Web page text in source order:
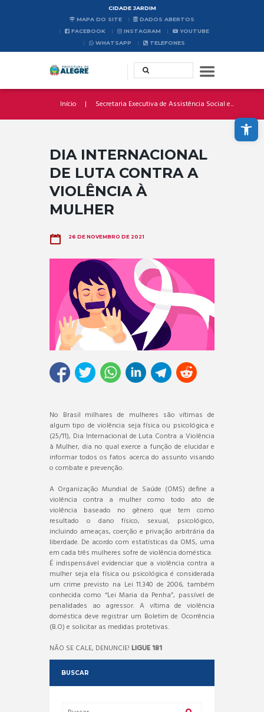
Abrir a barra de ferramentas
CIDADE JARDIM
MAPA DO SITE
DADOS ABERTOS
FACEBOOK
INSTAGRAM
YOUTUBE
WHATSAPP
TELEFONES
Início Secretaria Executiva de Assistência Social e...
DIA INTERNACIONAL
DE LUTA CONTRA A
VIOLÊNCIA À
MULHER
26 DE NOVEMBRO DE 2021
No Brasil milhares de mulheres são vítimas de
algum tipo de violência seja física ou psicológica e
(25/11), Dia Internacional de Luta Contra a Violência
à Mulher, dia no qual exerce a função de elucidar e
informar todos os fatos acerca do assunto visando
o combate e prevenção.
A Organização Mundial de Saúde (OMS) define a
violência contra a mulher como todo ato de
violência baseado no gênero que tem como
resultado o dano físico, sexual, psicológico,
incluindo ameaças, coerção e privação arbitrária da
liberdade. De acordo com estatísticas da OMS, uma
em cada três mulheres sofre de violência doméstica.
É indispensável evidenciar que a violência contra a
mulher seja ela física ou psicológica é considerada
um crime previsto na Lei 11.340 de 2006, também
conhecida como “Lei Maria da Penha”, passível de
penalidades ao agressor. A vítima de violência
doméstica deve registrar um Boletim de Ocorrência
(B.O) e solicitar as medidas protetivas.
NÃO SE CALE, DENUNCIE! LIGUE 181
BUSCAR